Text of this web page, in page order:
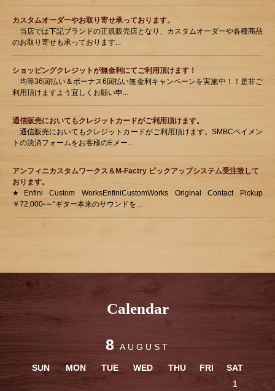
カスタムオーダーやお取り寄せ承っております。
当店では下記ブランドの正規販売店となり、カスタムオーダーや各種商品
のお取り寄せも承っております...
ショッピングクレジットが無金利にてご利用頂けます！
均等36回払い＆ボーナス6回払い無金利キャンペーンを実施中！！是非ご
利用頂けますよう宜しくお願い申...
通信販売においてもクレジットカードがご利用頂けます。
通信販売においてもクレジットカードがご利用頂けます。SMBCペイメン
トの決済フォームをお客様のEメー...
アンフィニカスタムワークス＆M-Factry ピックアップシステム受注致して
おります。
★Enfini Custom WorksEnfiniCustomWorks Original Contact Pickup
￥72,000-～"ギター本来のサウンドを...
Calendar
8 AUGUST
SUN MON TUE WED THU FRI
SAT
1